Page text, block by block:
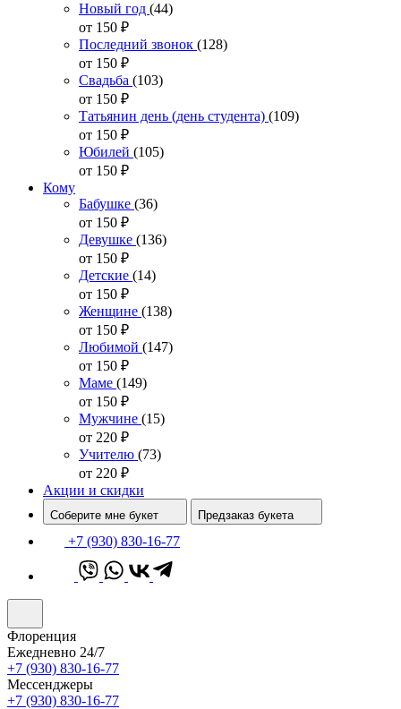
Новый год (44)
от 150 ₽
Последний звонок (128)
от 150 ₽
Свадьба (103)
от 150 ₽
Татьянин день (день студента) (109)
от 150 ₽
Юбилей (105)
от 150 ₽
Кому
Бабушке (36)
от 150 ₽
Девушке (136)
от 150 ₽
Детские (14)
от 150 ₽
Женщине (138)
от 150 ₽
Любимой (147)
от 150 ₽
Маме (149)
от 150 ₽
Мужчине (15)
от 220 ₽
Учителю (73)
от 220 ₽
Акции и скидки
Соберите мне букет Предзаказ букета
+7 (930) 830-16-77
Флоренция
Ежедневно 24/7
+7 (930) 830-16-77
Мессенджеры
+7 (930) 830-16-77